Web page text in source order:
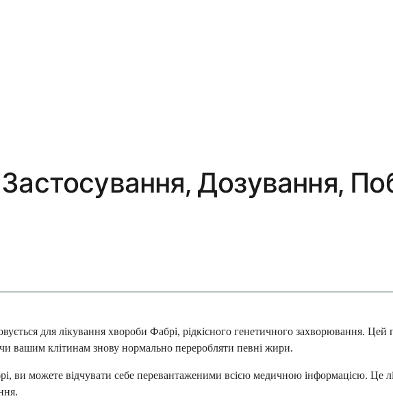
Дозування,
для лікування хвороби Фабрі, рідкісного генетичного захворювання.
вашим клітинам знову нормально переробляти певні жири.
ви можете відчувати себе перевантаженими всією медичною інформацією. Це